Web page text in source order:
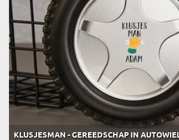
KLUSJESMAN - GEREEDSCHAP IN